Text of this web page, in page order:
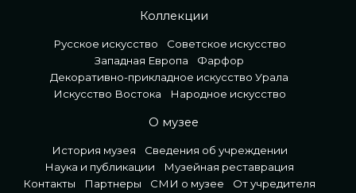
Коллекции
Русское искусство
Советское искусство
Западная Европа
Фарфор
Декоративно-прикладное искусство Урала
Искусство Востока
Народное искусство
О музее
История музея
Сведения об учреждении
Наука и публикации
Музейная реставрация
Контакты
Партнеры СМИ о музее
От учредителя